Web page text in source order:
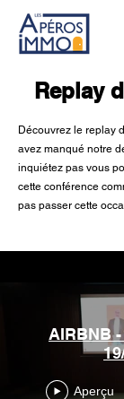
Replay
Découvrez le replay
avez manqué notre
inquiétez pas vous
cette conférence
pas passer cette
AIRBNB
Aperçu